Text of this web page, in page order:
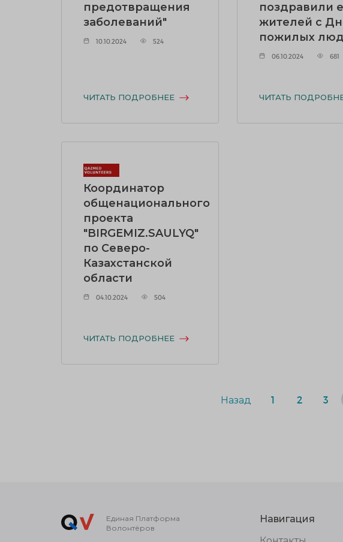
предотвращения
заболеваний"
10.10.2024 524
ЧИТАТЬ ПОДРОБНЕЕ
поздравили
жителей с
пожилых
06.10.2024 681
ЧИТАТЬ
Координатор
общенационального
проекта
"BIRGEMIZ.SAULYQ"
по Северо-
Казахстанской
области
04.10.2024 504
ЧИТАТЬ ПОДРОБНЕЕ
Назад 1 2 3
Единая Платформа
Волонтёров
Навигация